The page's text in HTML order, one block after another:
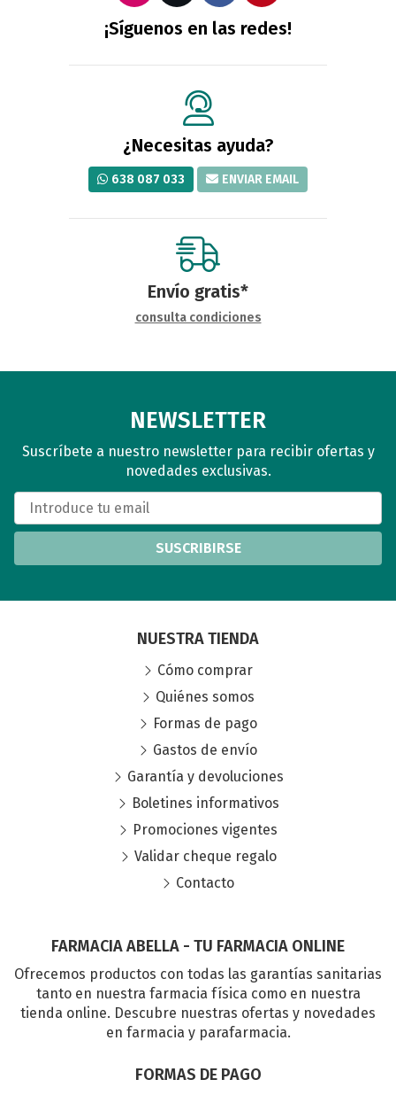
¡Síguenos en las redes!
¿Necesitas ayuda?
638 087 033 ENVIAR EMAIL
Envío gratis*
consulta condiciones
NEWSLETTER
Suscríbete a nuestro newsletter para recibir ofertas y
novedades exclusivas.
SUSCRIBIRSE
FARMACIA ABELLA - TU FARMACIA ONLINE
Ofrecemos productos con todas las garantías sanitarias
tanto en nuestra farmacia física como en nuestra
tienda online. Descubre nuestras ofertas y novedades
en farmacia y parafarmacia.
FORMAS DE PAGO
NUESTRA TIENDA
Cómo comprar
Quiénes somos
Formas de pago
Gastos de envío
Garantía y devoluciones
Boletines informativos
Promociones vigentes
Validar cheque regalo
Contacto